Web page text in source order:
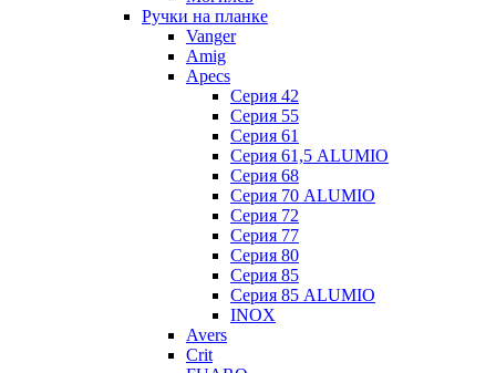
Ручки на планке
Vanger
Amig
Apecs
Серия 42
Серия 55
Серия 61
Серия 61,5 ALUMIO
Серия 68
Серия 70 ALUMIO
Серия 72
Серия 77
Серия 80
Серия 85
Серия 85 ALUMIO
INOX
Avers
Crit